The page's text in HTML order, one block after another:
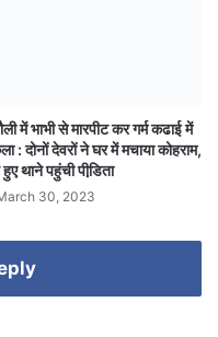
में भाभी से मारपीट कर गर्म कढाई में
: दोनों देवरों ने घर में मचाया कोहराम,
हुए थाने पहुंची पीडि़ता
30, 2023